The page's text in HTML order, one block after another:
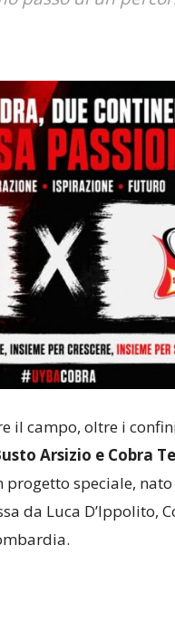
il campo, oltre i
Arsizio e Cobra
progetto speciale,
da Luca D’Ippolito,